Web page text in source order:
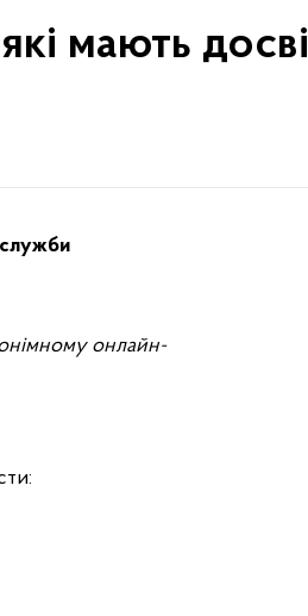
мають
онлайн-